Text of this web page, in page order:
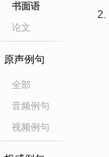
书面语
论文
原声例句
全部
音频例句
视频例句